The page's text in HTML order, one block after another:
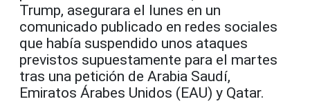
Trump, asegurara el lunes en un
comunicado publicado en redes sociales
que había suspendido unos ataques
previstos supuestamente para el martes
tras una petición de Arabia Saudí,
Emiratos Árabes Unidos (EAU) y Qatar.